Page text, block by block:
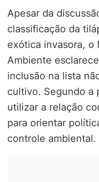
Apesar da
classificação da
exótica invasora, o
Ambiente
inclusão na lista
cultivo. Segundo a
utilizar a relação
para orientar
controle ambiental.